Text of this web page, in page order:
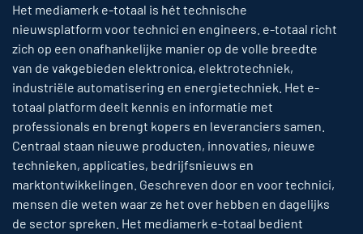
Het mediamerk e-totaal is hét technische
nieuwsplatform voor technici en engineers. e-totaal richt
zich op een onafhankelijke manier op de volle breedte
van de vakgebieden elektronica, elektrotechniek,
industriële automatisering en energietechniek. Het e-
totaal platform deelt kennis en informatie met
professionals en brengt kopers en leveranciers samen.
Centraal staan nieuwe producten, innovaties, nieuwe
technieken, applicaties, bedrijfsnieuws en
marktontwikkelingen. Geschreven door en voor technici,
mensen die weten waar ze het over hebben en dagelijks
de sector spreken. Het mediamerk e-totaal bedient